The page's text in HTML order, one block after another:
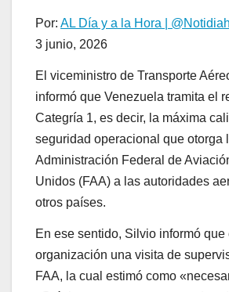
Por: AL Día y a la Hora |
3 junio, 2026
El viceministro de Transporte
informó que Venezuela tramita el
Categría 1, es decir, la máxima
seguridad operacional que otorga
Administración Federal de
Unidos (FAA) a las autoridades
otros países.
En ese sentido, Silvio informó que
organización una visita de
FAA, la cual estimó como